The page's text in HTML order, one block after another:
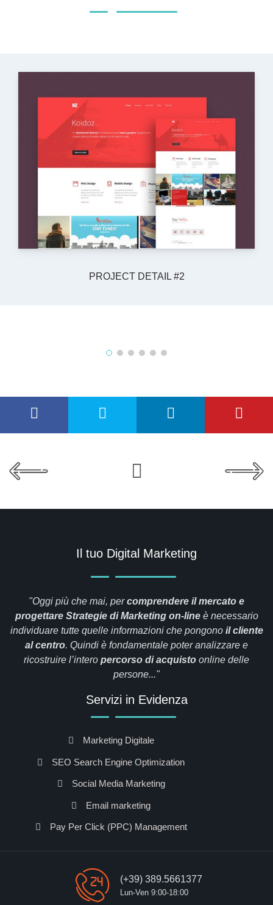
PROJECT DETAIL #2
Il tuo Digital Marketing
"Oggi più che mai, percomprendere il mercato e
progettare Strategie di Marketing on-lineè necessario
individuare tutte quelle informazioni che pongono il cliente
alcentro. Quindi è fondamentale poter analizzare e
ricostruire l’intero percorso diacquisto online delle
persone..."
Servizi in Evidenza
Marketing Digitale
SEO Search Engine Optimization
Social Media Marketing
Email marketing
Pay Per Click (PPC) Management
(+39) 389.5661377
Lun-Ven 9:00-18:00